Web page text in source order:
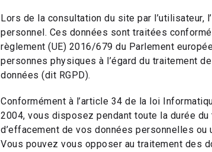
Lors de la consultation du site par l’utilisateur,
personnel. Ces données sont traitées
règlement (UE) 2016/679 du Parlement
personnes physiques à l’égard du traitement
données (dit RGPD).
Conformément à l’article 34 de la loi
2004, vous disposez pendant toute la durée
d’effacement de vos données personnelles ou
Vous pouvez vous opposer au traitement des